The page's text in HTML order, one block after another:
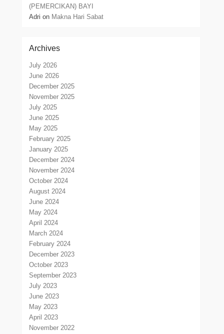
(PEMERCIKAN) BAYI
Adri on Makna Hari Sabat
Archives
July 2026
June 2026
December 2025
November 2025
July 2025
June 2025
May 2025
February 2025
January 2025
December 2024
November 2024
October 2024
August 2024
June 2024
May 2024
April 2024
March 2024
February 2024
December 2023
October 2023
September 2023
July 2023
June 2023
May 2023
April 2023
November 2022